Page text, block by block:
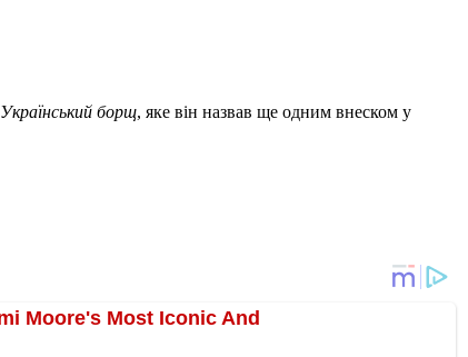
Український борщ, яке він назвав ще одним внеском у